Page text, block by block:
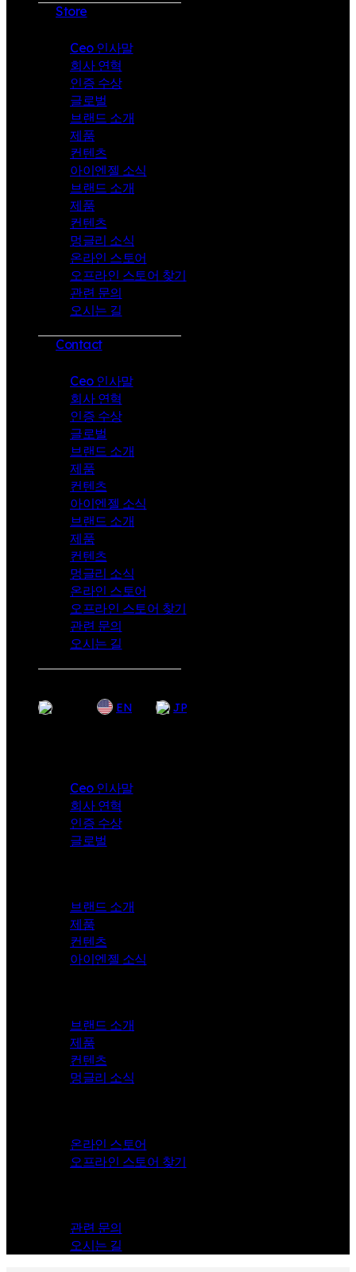
Store
Ceo 인사말
회사 연혁
인증 수상
글로벌
브랜드 소개
제품
컨텐츠
아이엔젤 소식
브랜드 소개
제품
컨텐츠
멍글리 소식
온라인 스토어
오프라인 스토어 찾기
관련 문의
오시는 길
Contact
Ceo 인사말
회사 연혁
인증 수상
글로벌
브랜드 소개
제품
컨텐츠
아이엔젤 소식
브랜드 소개
제품
컨텐츠
멍글리 소식
온라인 스토어
오프라인 스토어 찾기
관련 문의
오시는 길
EN JP
Ceo 인사말
회사 연혁
인증 수상
글로벌
브랜드 소개
제품
컨텐츠
아이엔젤 소식
브랜드 소개
제품
컨텐츠
멍글리 소식
온라인 스토어
오프라인 스토어 찾기
관련 문의
오시는 길